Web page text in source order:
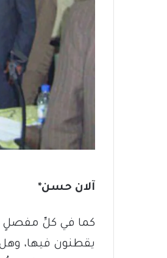
آلان حسن*
كما في كلِّ مفصلٍ
يقطنون فيها،